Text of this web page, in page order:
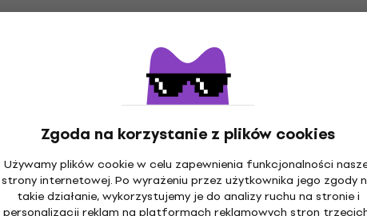
Zgoda na korzystanie z plików cookies
Używamy plików cookie w celu zapewnienia funkcjonalności
strony internetowej. Po wyrażeniu przez użytkownika jego zgody
takie działanie, wykorzystujemy je do analizy ruchu na stronie i
personalizacji reklam na platformach reklamowych stron
Na magazynie
Rico RCRKGR12 Olej/krem do
instrumentów dętych
Olej/krem do instrumentów dętych
Brak na magazynie